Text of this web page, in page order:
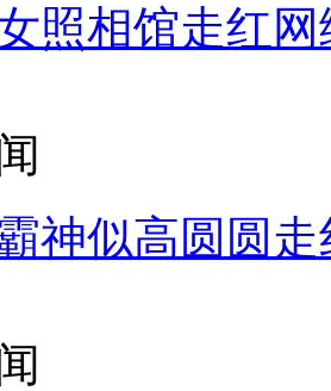
照相馆走红网
神似高圆圆走